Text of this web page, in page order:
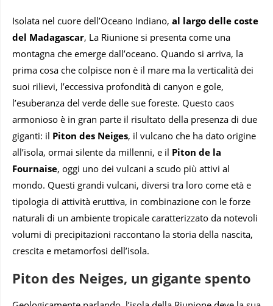
Isolata nel cuore dell’Oceano Indiano, al largo delle coste
del Madagascar, La Riunione si presenta come una
montagna che emerge dall’oceano. Quando si arriva, la
prima cosa che colpisce non è il mare ma la verticalità dei
suoi rilievi, l’eccessiva profondità di canyon e gole,
l’esuberanza del verde delle sue foreste. Questo caos
armonioso è in gran parte il risultato della presenza di due
giganti: il Piton des Neiges, il vulcano che ha dato origine
all’isola, ormai silente da millenni, e il Piton de la
Fournaise, oggi uno dei vulcani a scudo più attivi al
mondo. Questi grandi vulcani, diversi tra loro come età e
tipologia di attività eruttiva, in combinazione con le forze
naturali di un ambiente tropicale caratterizzato da notevoli
volumi di precipitazioni raccontano la storia della nascita,
crescita e metamorfosi dell’isola.
Piton des Neiges, un gigante spento